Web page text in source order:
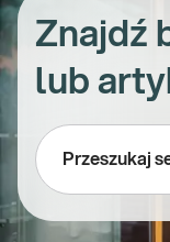
Znajdź
lub